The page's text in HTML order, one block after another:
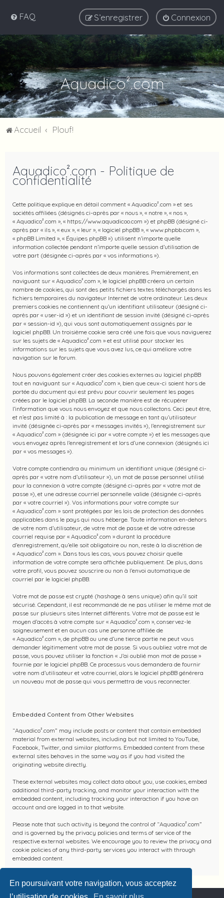
En poursuivant votre navigation, vous acceptez
FAQ Connexion
S’enregistrer
Aquadico².com
Accueil Plouf!
Aquadico².com - Politique de
confidentialité
Cette politique explique en détail comment « Aquadico².com » et ses
sociétés affiliées (désignés ci-après par « nous », « notre », « nos »,
« Aquadico².com », « https://www.aquadicoo.com ») et phpBB (désigné ci-
après par « ils », « eux », « leur », « logiciel phpBB », « www.phpbb.com »,
« phpBB Limited », « Équipes phpBB ») utilisent n’importe quelle
information collectée pendant n’importe quelle session d’utilisation de
votre part (désignée ci-après par « vos informations »).
Vos informations sont collectées de deux manières. Premièrement, en
naviguant sur « Aquadico².com », le logiciel phpBB créera un certain
nombre de cookies, qui sont des petits fichiers textes téléchargés dans les
fichiers temporaires du navigateur Internet de votre ordinateur. Les deux
premiers cookies ne contiennent qu’un identifiant utilisateur (désigné ci-
après par « user-id ») et un identifiant de session invité (désigné ci-après
par « session-id »), qui vous sont automatiquement assignés par le
logiciel phpBB. Un troisième cookie sera créé une fois que vous naviguerez
sur les sujets de « Aquadico².com » et est utilisé pour stocker les
informations sur les sujets que vous avez lus, ce qui améliore votre
navigation sur le forum.
Nous pouvons également créer des cookies externes au logiciel phpBB
tout en naviguant sur « Aquadico².com », bien que ceux-ci soient hors de
portée du document qui est prévu pour couvrir seulement les pages
créées par le logiciel phpBB. La seconde manière est de récupérer
l’information que vous nous envoyez et que nous collectons. Ceci peut être,
et n’est pas limité à : la publication de message en tant qu’utilisateur
invité (désignée ci-après par « messages invités »), l’enregistrement sur
« Aquadico².com » (désignée ici par « votre compte ») et les messages que
vous envoyez après l’enregistrement et lors d’une connexion (désignés ici
par « vos messages »).
Votre compte contiendra au minimum un identifiant unique (désigné ci-
après par « votre nom d’utilisateur »), un mot de passe personnel utilisé
pour la connexion à votre compte (désigné ci-après par « votre mot de
passe »), et une adresse courriel personnelle valide (désignée ci-après
par « votre courriel »). Vos informations pour votre compte sur
« Aquadico².com » sont protégées par les lois de protection des données
applicables dans le pays qui nous héberge. Toute information en-dehors
de votre nom d’utilisateur, de votre mot de passe et de votre adresse
courriel requise par « Aquadico².com » durant la procédure
d’enregistrement, qu’elle soit obligatoire ou non, reste à la discrétion de
« Aquadico².com ». Dans tous les cas, vous pouvez choisir quelle
information de votre compte sera affichée publiquement. De plus, dans
votre profil, vous pouvez souscrire ou non à l’envoi automatique de
courriel par le logiciel phpBB.
Votre mot de passe est crypté (hashage à sens unique) afin qu’il soit
sécurisé. Cependant, il est recommandé de ne pas utiliser le même mot de
passe sur plusieurs sites Internet différents. Votre mot de passe est le
moyen d’accès à votre compte sur « Aquadico².com », conservez-le
soigneusement et en aucun cas une personne affiliée de
« Aquadico².com », de phpBB ou une d’une tierce partie ne peut vous
demander légitimement votre mot de passe. Si vous oubliez votre mot de
passe, vous pouvez utiliser la fonction « J’ai oublié mon mot de passe »
fournie par le logiciel phpBB. Ce processus vous demandera de fournir
votre nom d’utilisateur et votre courriel, alors le logiciel phpBB générera
un nouveau mot de passe qui vous permettra de vous reconnecter.
Embedded Content from Other Websites
“Aquadico².com” may include posts or content that contain embedded
material from external websites, including but not limited to YouTube,
Facebook, Twitter, and similar platforms. Embedded content from these
external sites behaves in the same way as if you had visited the
originating website directly.
These external websites may collect data about you, use cookies, embed
additional third-party tracking, and monitor your interaction with the
embedded content, including tracking your interaction if you have an
account and are logged in to that website.
Please note that such activity is beyond the control of “Aquadico².com”
and is governed by the privacy policies and terms of service of the
respective external websites. We encourage you to review the privacy and
cookie policies of any third-party services you interact with through
embedded content.